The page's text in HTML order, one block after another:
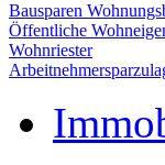
Bausparen
Öffentliche
Wohnriester